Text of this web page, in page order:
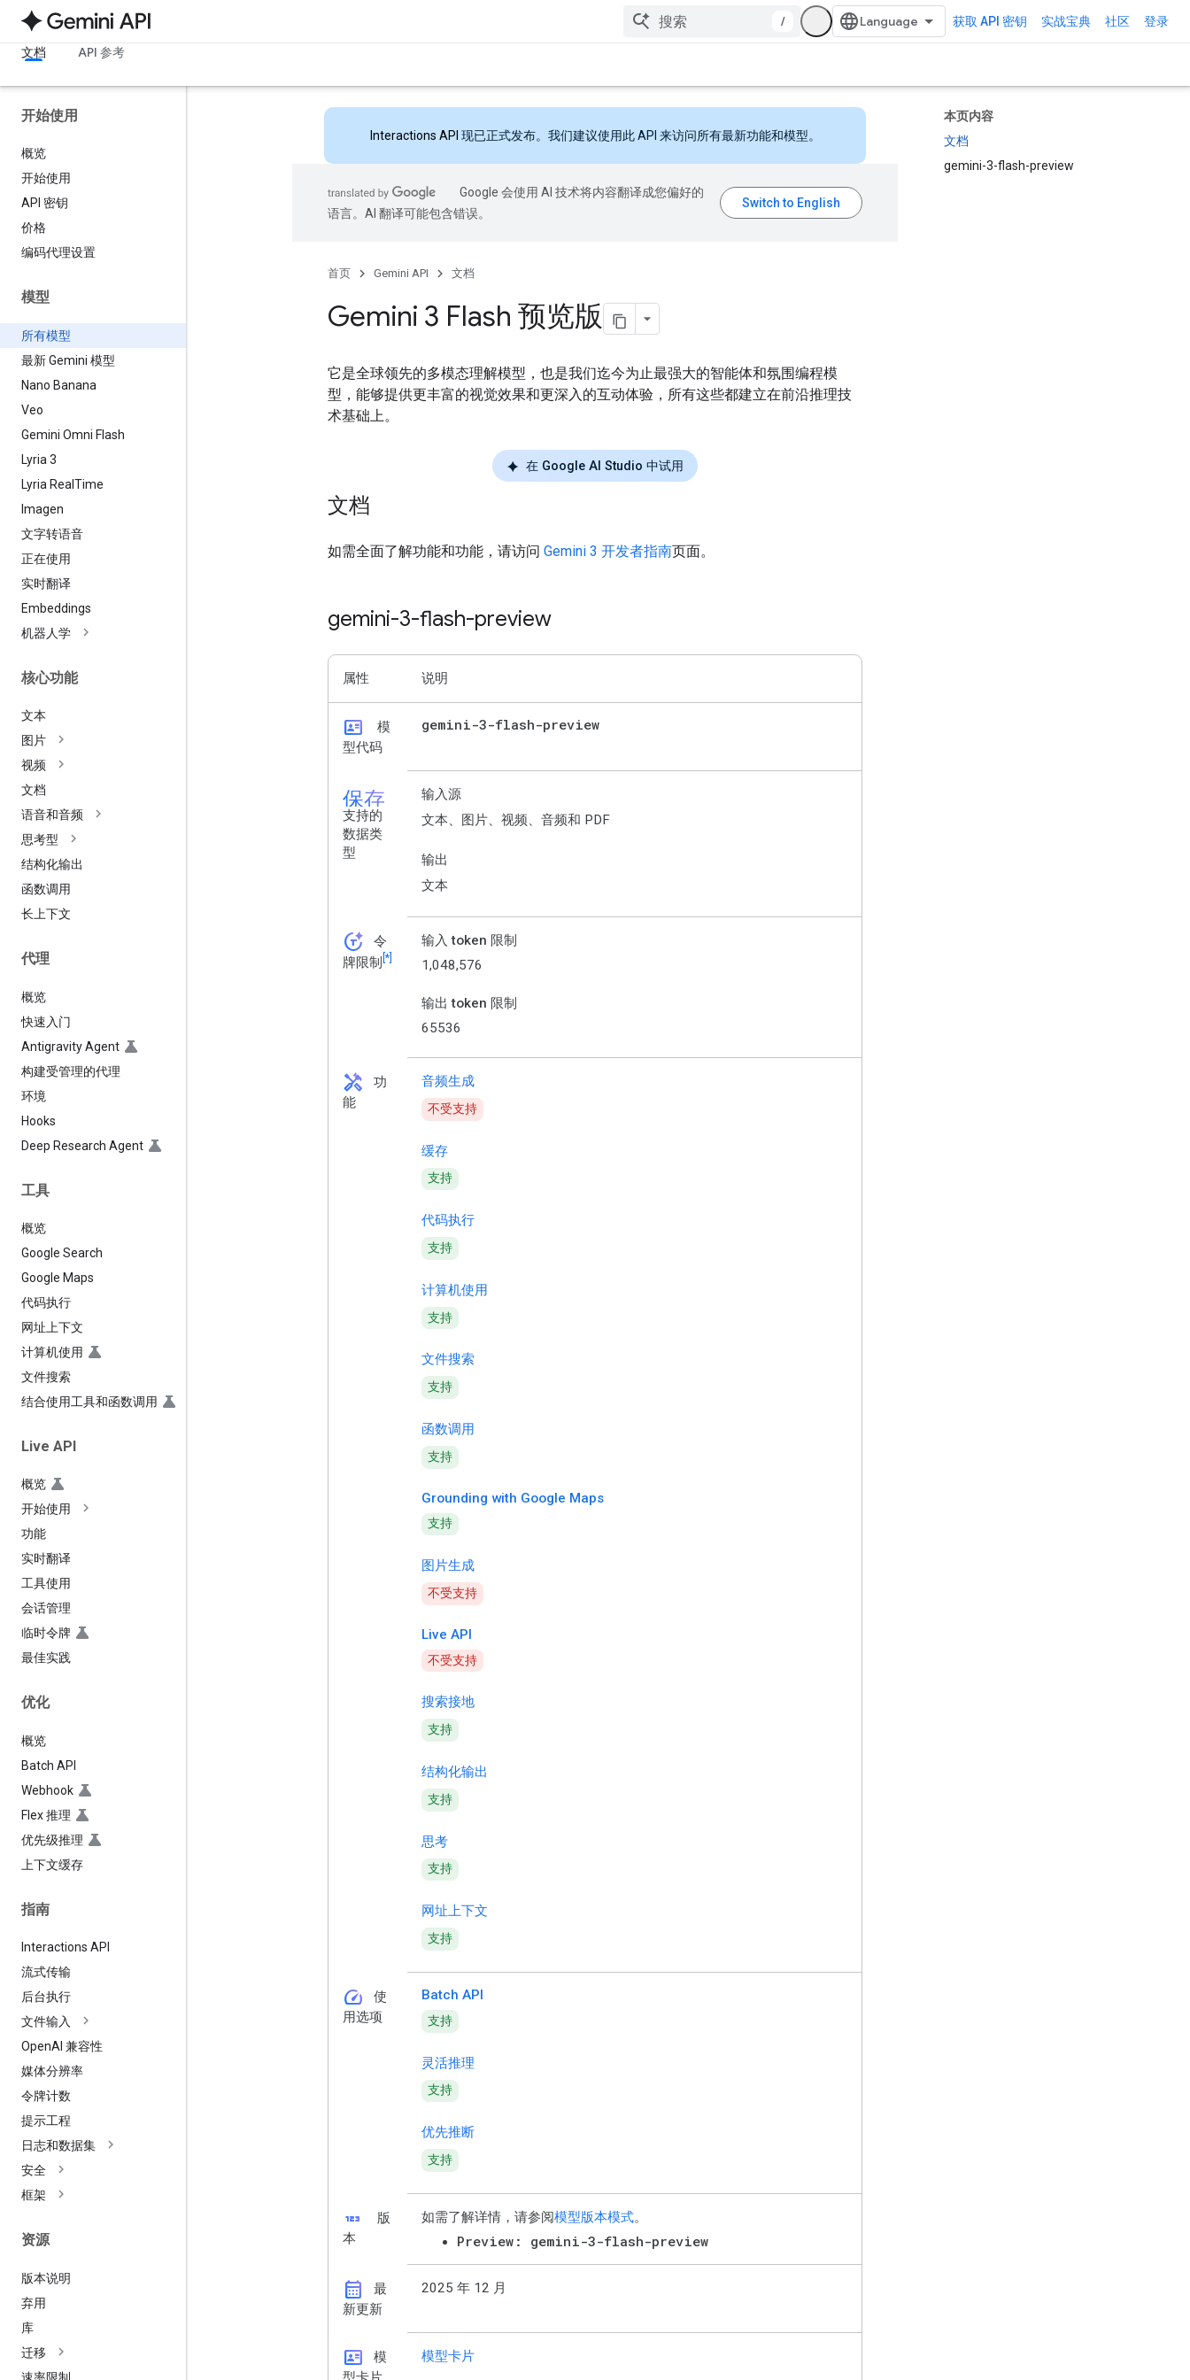
/ 获取 API 密钥 实战宝典 社区 登录
文档 API 参考
开始使用
概览
开始使用
API 密钥
价格
编码代理设置
模型
所有模型
最新 Gemini 模型
Nano Banana
Veo
Gemini Omni Flash
Lyria 3
Lyria Real Time
Imagen
文字转语音
正在使用
实时翻译
Embeddings
机器人学
核心功能
文本
图片
视频
文档
语音和音频
思考型
结构化输出
函数调用
长上下文
代理
概览
快速入门
Antigravity Agent
构建受管理的代理
环境
Hooks
Deep Research Agent
工具
概览
Google Search
Google Maps
代码执行
网址上下文
计算机使用
文件搜索
结合使用工具和函数调用
Live API
概览
开始使用
功能
实时翻译
工具使用
会话管理
临时令牌
最佳实践
优化
概览
Batch API
Webhook
Flex 推理
优先级推理
上下文缓存
指南
Interactions API
流式传输
后台执行
文件输入
OpenAI 兼容性
媒体分辨率
令牌计数
提示工程
日志和数据集
安全
框架
资源
版本说明
弃用
库
迁移
速率限制
本页内容
文档
gemini-3-flash-preview
Interactions API 现已正式发布。我们建议使用此 API 来访问所有最新功能和模型。
Google 会使用 AI 技术将内容翻译成您偏好的
语言。AI 翻译可能包含错误。
首页 Gemini API 文档
Gemini 3 Flash 预览版
它是全球领先的多模态理解模型，也是我们迄今为止最强大的智能体和氛围编程模
型，能够提供更丰富的视觉效果和更深入的互动体验，所有这些都建立在前沿推理技
术基础上。
在 Google AI Studio 中试用
文档
如需全面了解功能和功能，请访问 Gemini 3 开发者指南页面。
gemini-3-flash-preview
属性 说明
id_card
模
型代码
gemini-3-flash-preview
保存
支持的
数据类
型
输入源
文本、图片、视频、音频和 PDF
输出
文本
token_auto
令
牌限制 [*]
输入 token 限制
1,048,576
输出 token 限制
65536
handyman
功
能
音频生成
不受支持
缓存
支持
代码执行
支持
计算机使用
支持
文件搜索
支持
函数调用
支持
Grounding with Google Maps
支持
图片生成
不受支持
Live API
不受支持
搜索接地
支持
结构化输出
支持
思考
支持
网址上下文
支持
speed
使
用选项
Batch API
支持
灵活推理
支持
优先推断
支持
123
版
本
如需了解详情，请参阅模型版本模式。
Preview: gemini-3-flash-preview
calendar_month
最
新更新
2025 年 12 月
id_card
模
模型卡片